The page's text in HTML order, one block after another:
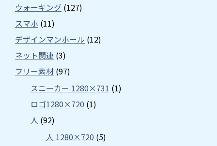
ウォーキング (127)
スマホ (11)
デザインマンホール (12)
ネット関連 (3)
フリー素材 (97)
スニーカー 1280×731 (1)
ロゴ1280×720 (1)
人 (92)
人 1280×720 (5)